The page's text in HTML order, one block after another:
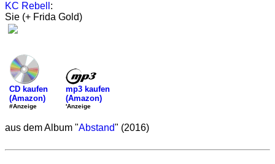
KC Rebell :
Sie (+ Frida Gold)
CD kaufen
(Amazon)
#Anzeige
mp3 kaufen
(Amazon)
'Anzeige
aus dem Album "Abstand" (2016)